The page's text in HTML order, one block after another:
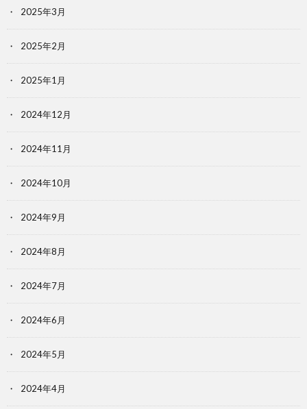
2025年3月
2025年2月
2025年1月
2024年12月
2024年11月
2024年10月
2024年9月
2024年8月
2024年7月
2024年6月
2024年5月
2024年4月